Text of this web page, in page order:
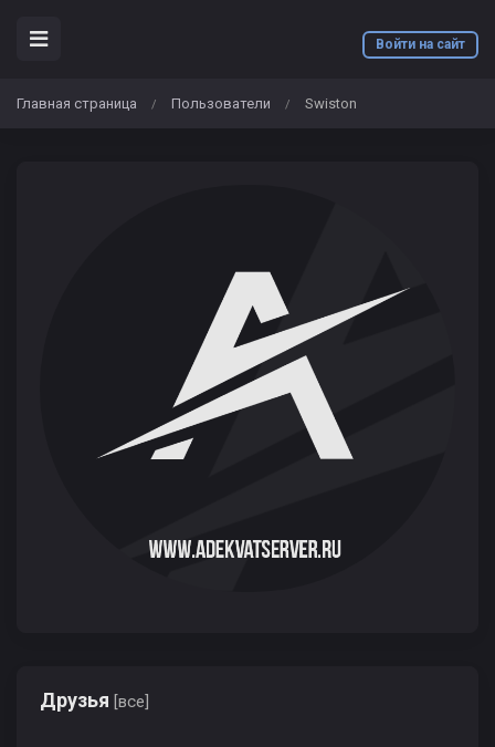
Войти на сайт
Главная страница / Пользователи / Swiston
Друзья [все]